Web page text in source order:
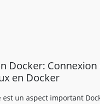
Docker:
en Docker
est un aspect important